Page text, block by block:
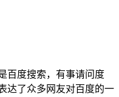
度搜索，有事请问度
达了众多网友对百度的一